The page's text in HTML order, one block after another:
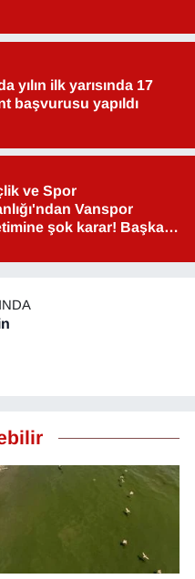
yılın ilk yarısında 17
başvurusu yapıldı
ve Spor
Vanspor
şok karar! Başkan